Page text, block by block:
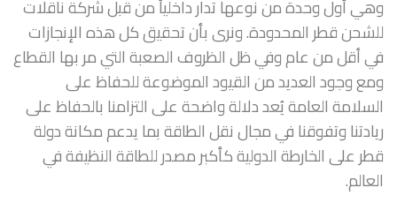
وهي أول وحدة من نوعها تدار داخلياً من قبل شركة ناقلات
للشحن قطر المحدودة. ونرى بأن تحقيق كل هذه الإنجازات
في أقل من عام وفي ظل الظروف الصعبة التي مر بها القطاع
ومع وجود العديد من القيود الموضوعة للحفاظ على
السلامة العامة يُعد دلالة واضحة على التزامنا بالحفاظ على
ريادتنا وتفوقنا في مجال نقل الطاقة بما يدعم مكانة دولة
قطر على الخارطة الدولية كأكبر مصدر للطاقة النظيفة في
العالم.